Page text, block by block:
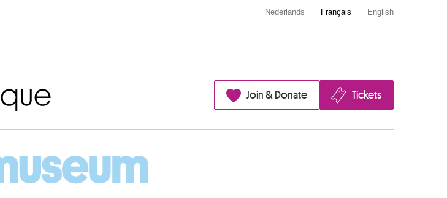
Nederlands Français English
Join & Donate Tickets